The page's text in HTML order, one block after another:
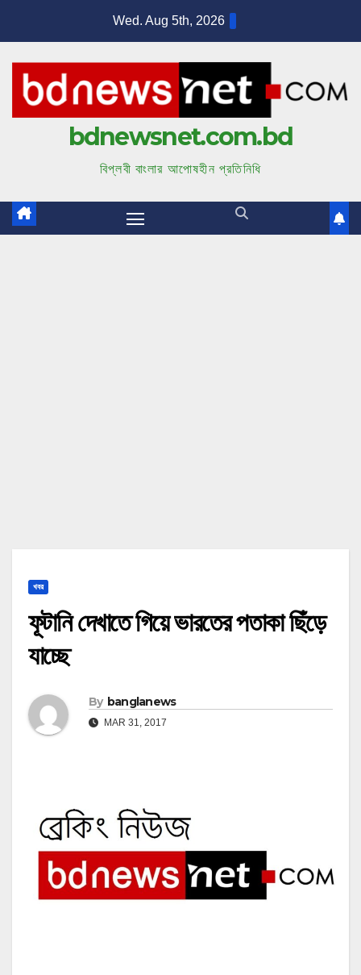
n
Wed. Aug 5th, 2026
bdnewsnet.com.bd
বিপ্লবী বাংলার আপোষহীন প্রতিনিধি
খবর
ফূটানি দেখাতে গিয়ে ভারতের পতাকা ছিঁড়ে
যাচ্ছে
By banglanews
MAR 31, 2017